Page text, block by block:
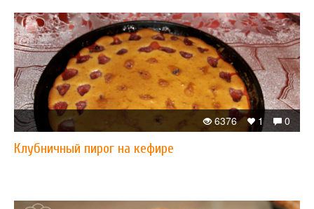
0
1
6376
Клубничный пирог на кефире